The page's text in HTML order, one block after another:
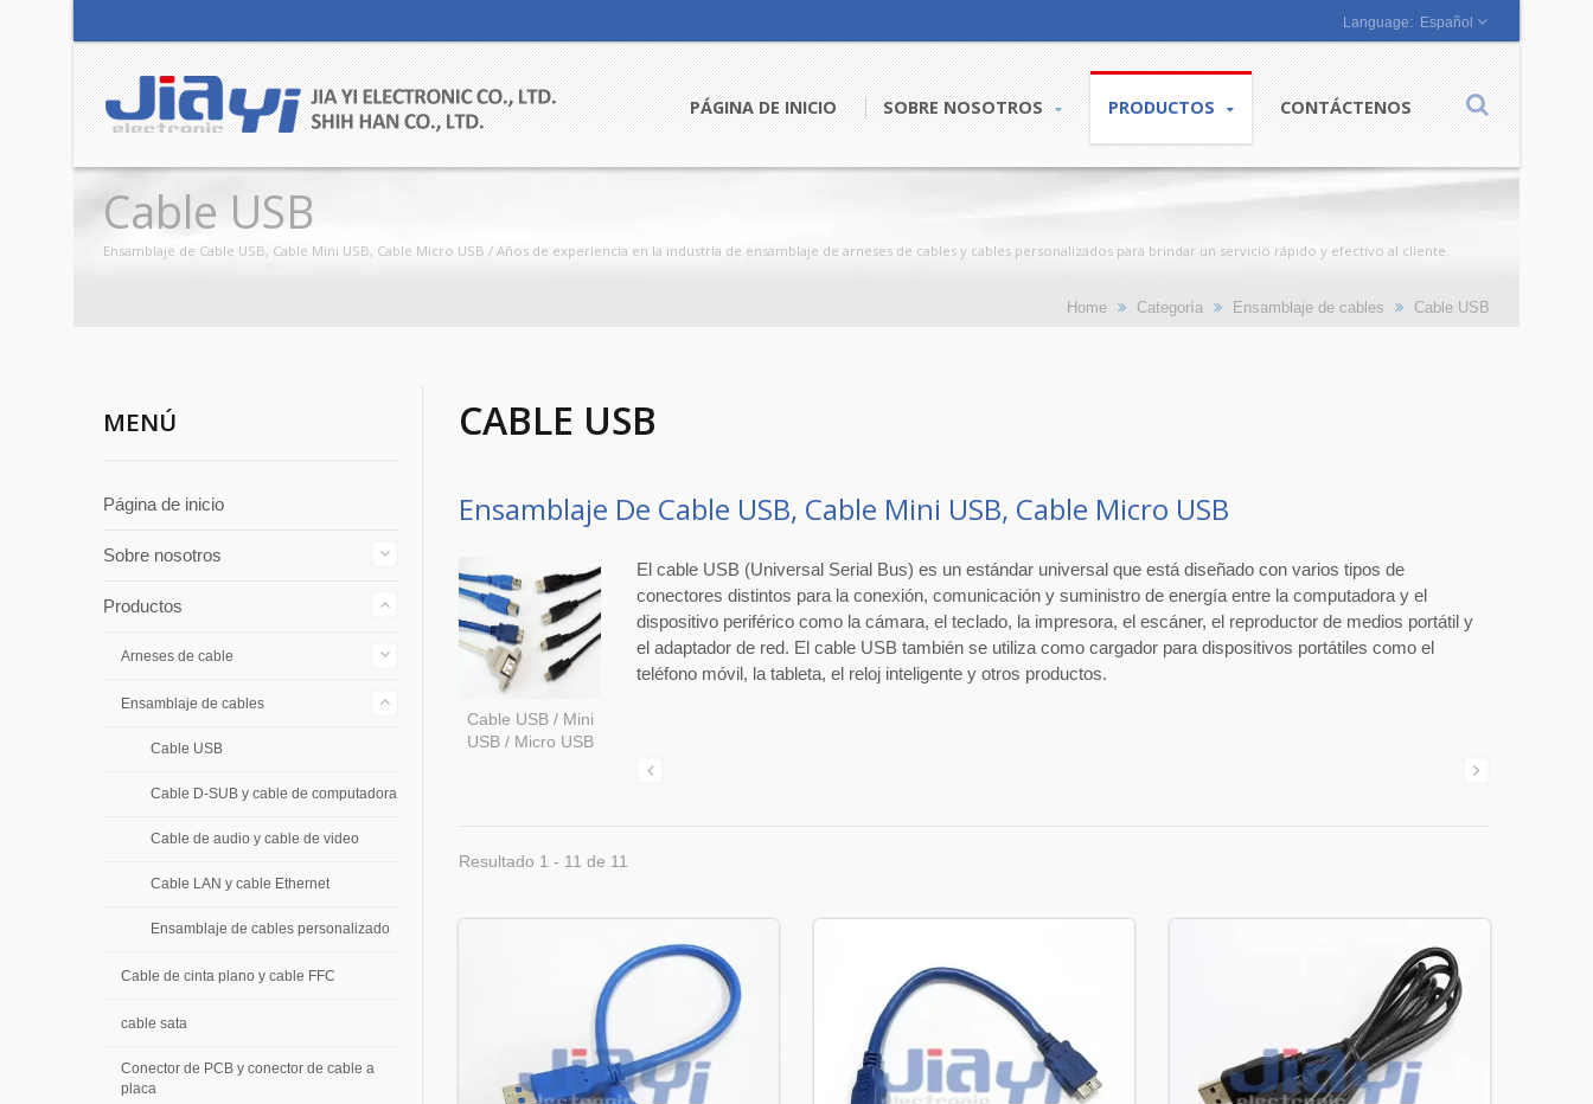
Español
PÁGINA DE INICIO SOBRE NOSOTROS PRODUCTOS CONTÁCTENOS
Cable USB
Ensamblaje de Cable USB, Cable Mini USB, Cable Micro USB / Años de experiencia en la industria de ensamblaje de arneses de cables y cables personalizados para brindar un servicio rápido y efectivo al cliente.
Home Categoría Ensamblaje de cables Cable USB
MENÚ
Página de inicio
Sobre nosotros
Productos
Arneses de cable
Ensamblaje de cables
Cable USB
Cable D-SUB y cable de computadora
Cable de audio y cable de video
Cable LAN y cable Ethernet
Ensamblaje de cables personalizado
Cable de cinta plano y cable FFC
cable sata
Conector de PCB y conector de cable a
placa
CABLE USB
Ensamblaje De Cable USB, Cable Mini USB, Cable Micro USB
Cable USB / Mini
USB / Micro USB
El cable USB (Universal Serial Bus) es un estándar universal que está diseñado con varios tipos de
conectores distintos para la conexión, comunicación y suministro de energía entre la computadora y el
dispositivo periférico como la cámara, el teclado, la impresora, el escáner, el reproductor de medios portátil y
el adaptador de red. El cable USB también se utiliza como cargador para dispositivos portátiles como el
teléfono móvil, la tableta, el reloj inteligente y otros productos.
Resultado 1 - 11 de 11